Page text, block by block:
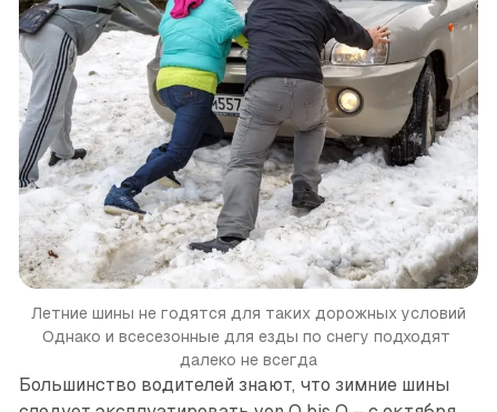
Летние шины не годятся для таких дорожных условий
Однако и всесезонные для езды по снегу подходят
далеко не всегда
Большинство водителей знают, что зимние шины